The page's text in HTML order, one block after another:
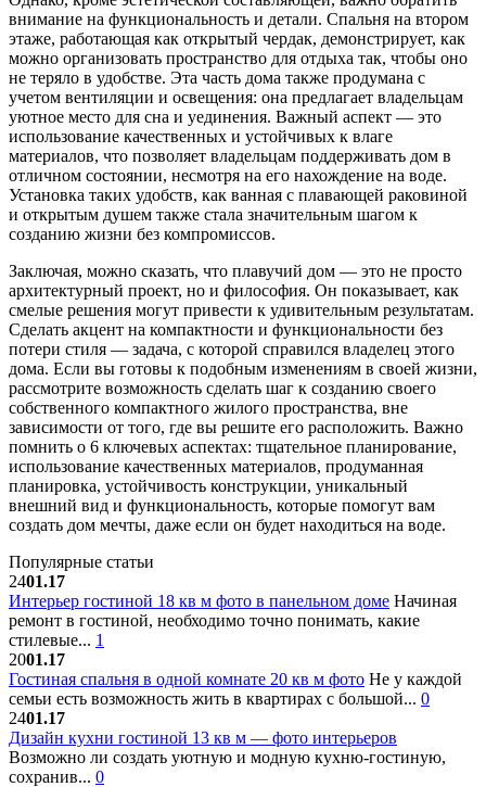
внимание на функциональность и детали. Спальня на втором
этаже, работающая как открытый чердак, демонстрирует, как
можно организовать пространство для отдыха так, чтобы оно
не теряло в удобстве. Эта часть дома также продумана с
учетом вентиляции и освещения: она предлагает владельцам
уютное место для сна и уединения. Важный аспект — это
использование качественных и устойчивых к влаге
материалов, что позволяет владельцам поддерживать дом в
отличном состоянии, несмотря на его нахождение на воде.
Установка таких удобств, как ванная с плавающей раковиной
и открытым душем также стала значительным шагом к
созданию жизни без компромиссов.
Заключая, можно сказать, что плавучий дом — это не просто
архитектурный проект, но и философия. Он показывает, как
смелые решения могут привести к удивительным результатам.
Сделать акцент на компактности и функциональности без
потери стиля — задача, с которой справился владелец этого
дома. Если вы готовы к подобным изменениям в своей жизни,
рассмотрите возможность сделать шаг к созданию своего
собственного компактного жилого пространства, вне
зависимости от того, где вы решите его расположить. Важно
помнить о 6 ключевых аспектах: тщательное планирование,
использование качественных материалов, продуманная
планировка, устойчивость конструкции, уникальный
внешний вид и функциональность, которые помогут вам
создать дом мечты, даже если он будет находиться на воде.
Популярные статьи
2401.17
Интерьер гостиной 18 кв м фото в панельном доме Начиная
ремонт в гостиной, необходимо точно понимать, какие
стилевые... 1
2001.17
Гостиная спальня в одной комнате 20 кв м фото Не у каждой
семьи есть возможность жить в квартирах с большой... 0
2401.17
Дизайн кухни гостиной 13 кв м — фото интерьеров
Возможно ли создать уютную и модную кухню-гостиную,
сохранив... 0